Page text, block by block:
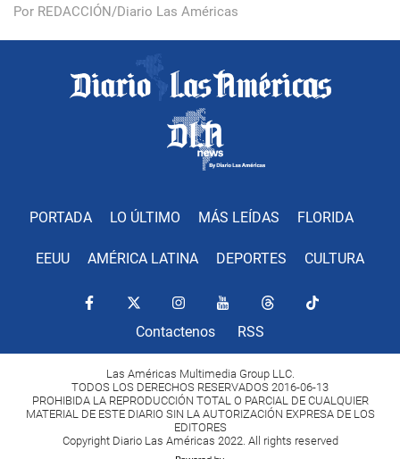
Por REDACCIÓN/Diario Las Américas
PORTADA LO ÚLTIMO MÁS LEÍDAS FLORIDA
EEUU AMÉRICA LATINA DEPORTES CULTURA
Contactenos RSS
Las Américas Multimedia Group LLC.
TODOS LOS DERECHOS RESERVADOS 2016-06-13
PROHIBIDA LA REPRODUCCIÓN TOTAL O PARCIAL DE CUALQUIER
MATERIAL DE ESTE DIARIO SIN LA AUTORIZACIÓN EXPRESA DE LOS
EDITORES
Copyright Diario Las Américas 2022. All rights reserved